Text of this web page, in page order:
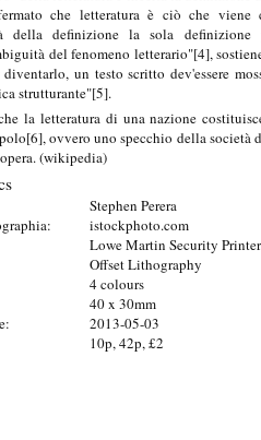
che letteratura è ciò che viene
della definizione la sola
del fenomeno letterario"[4],
un testo scritto dev'essere
strutturante"[5].
la letteratura di una nazione
ovvero uno specchio della
(wikipedia)
Stephen Perera
istockphoto.com
Lowe Martin Security
Offset Lithography
4 colours
40 x 30mm
2013-05-03
10p, 42p, £2